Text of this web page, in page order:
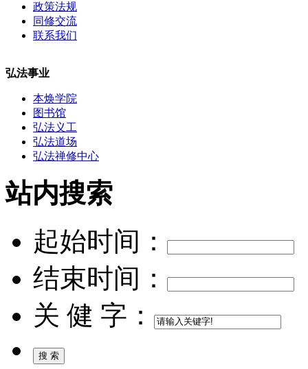
政策法规
同修交流
联系我们
弘法事业
本焕学院
图书馆
弘法义工
弘法道场
弘法禅修中心
站内搜索
起始时间：
结束时间：
关 健 字：